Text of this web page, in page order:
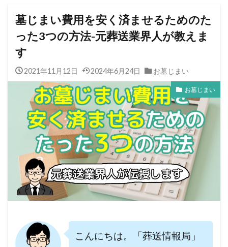
墓じまい費用を安く済ませるためのた
った3つの方法-元葬送業界人が教えま
す
2021年11月12日 2024年6月24日 お墓じまい
お墓じまい
こんにちは。「葬送情報局」